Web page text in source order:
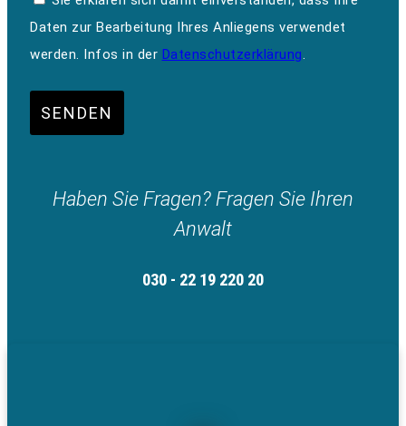
Daten zur Bearbeitung Ihres Anliegens verwendet
werden. Infos in der Datenschutzerklärung.
SENDEN
Haben Sie Fragen? Fragen Sie Ihren
Anwalt
030 - 22 19 220 20